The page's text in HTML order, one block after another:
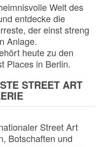
Welt des
entdecke die
der einst streng
Anlage.
heute zu den
Places in Berlin.
STREET ART
Street Art
Botschaften und